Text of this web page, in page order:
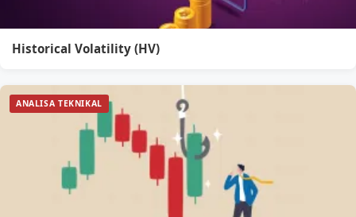
Historical Volatility (HV)
ANALISA TEKNIKAL